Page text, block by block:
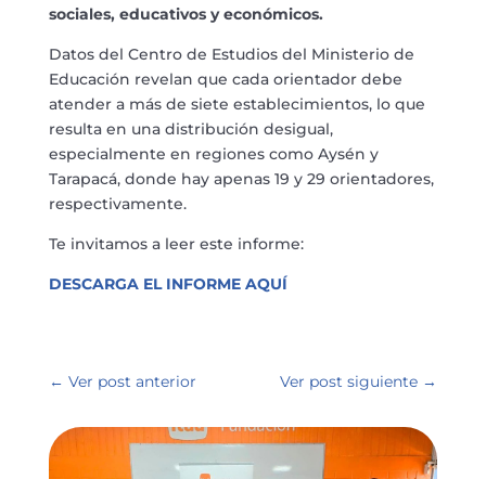
sociales, educativos y económicos.
Datos del Centro de Estudios del Ministerio de
Educación revelan que cada orientador debe
atender a más de siete establecimientos, lo que
resulta en una distribución desigual,
especialmente en regiones como Aysén y
Tarapacá, donde hay apenas 19 y 29 orientadores,
respectivamente.
Te invitamos a leer este informe:
DESCARGA EL INFORME AQUÍ
← Ver post anterior Ver post siguiente →